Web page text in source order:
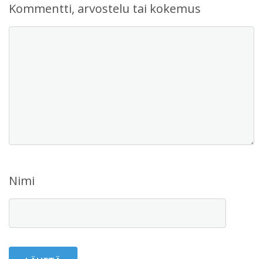
Kommentti, arvostelu tai kokemus
Nimi